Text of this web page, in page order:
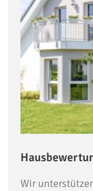
Wir